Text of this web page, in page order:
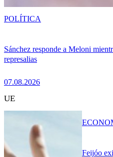
Sánchez responde a Meloni
represalias
07.08.2026
POLÍTICA
UE
Feijóo